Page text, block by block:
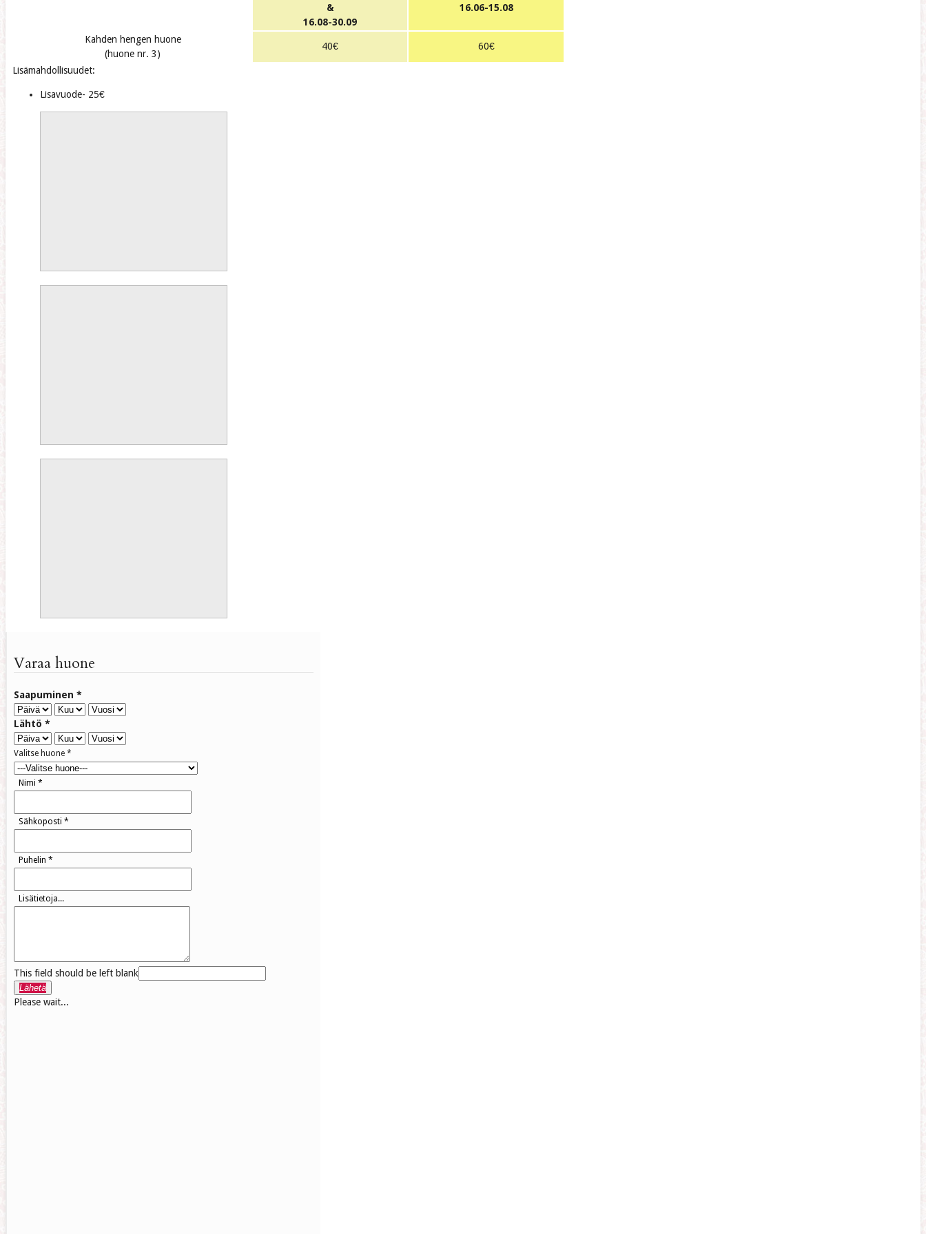
&
16.08-30.09
16.06-15.08
Kahden hengen huone
(huone nr. 3)
40€ 60€
Lisämahdollisuudet:
Lisavuode- 25€
Varaa huone
Saapuminen *
Lähtö *
Valitse huone *
Nimi *
Sähkoposti *
Puhelin *
Lisätietoja...
This field should be left blank
Lähetä
Please wait...